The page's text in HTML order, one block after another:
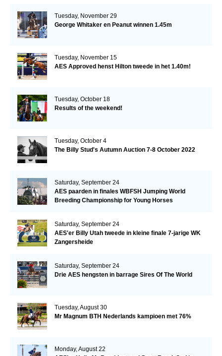
Tuesday, November 29
George Whitaker en Peanut winnen 1.45m
Tuesday, November 15
AES Approved henst Hilton tweede in het 1.40m!
Tuesday, October 18
Results of the weekend!
Tuesday, October 4
The Billy Stud's Autumn Auction 7-8 October 2022
Saturday, September 24
AES paarden in finales WBFSH Jumping World
Breeding Championship for Young Horses
Saturday, September 24
AES'er Billy Utah tweede in kleine finale 7-jarige WK
Zangersheide
Saturday, September 24
Drie AES hengsten in barrage Sires Of The World
Tuesday, August 30
Mr Magnum BTH Nederlands kampioen met 76%
Monday, August 22